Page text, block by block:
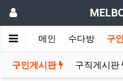
메인 수다방 구
구인게시판 구직게시판